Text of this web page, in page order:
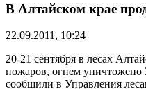
В Алтайском крае
22.09.2011, 10:24
20-21 сентября в лесах
пожаров, огнем уничтожено
сообщили в Управления